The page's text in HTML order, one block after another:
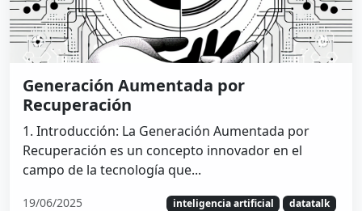
Generación Aumentada por
Recuperación
1. Introducción: La Generación Aumentada por
Recuperación es un concepto innovador en el
campo de la tecnología que...
19/06/2025 inteligencia artificial datatalk